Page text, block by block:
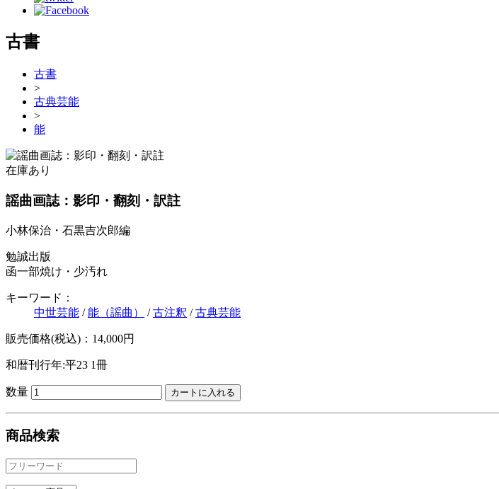
古書
古書
>
古典芸能
>
能
在庫あり
謡曲画誌：影印・翻刻・訳註
小林保治・石黒吉次郎編
勉誠出版
函一部焼け・少汚れ
キーワード：
中世芸能 /能（謡曲） /古注釈 /古典芸能
販売価格(税込)：14,000円
和暦刊行年:平23 1冊
数量
商品検索